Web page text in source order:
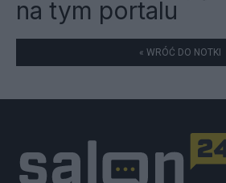
na tym portalu
« WRÓĆ DO NOTKI